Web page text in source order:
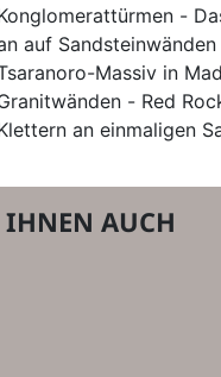
-
auf
Massiv in
- Red
an einmaligen
IHNEN AUCH